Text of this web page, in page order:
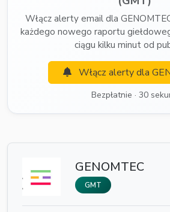
Włącz alerty email dla
każdego nowego raportu
ciągu kilku minut od
Włącz alerty dla
Bezpłatnie · 30
GENOMTEC
GMT